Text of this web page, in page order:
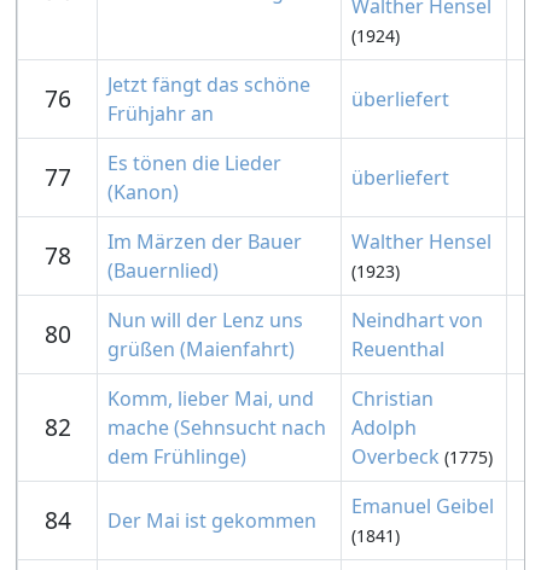
Walther Hensel
(1924)
76
Jetzt fängt das schöne
Frühjahr an
überliefert
77
Es tönen die Lieder
(Kanon)
überliefert
78
Im Märzen der Bauer
(Bauernlied)
Walther Hensel
(1923)
80
Nun will der Lenz uns
grüßen (Maienfahrt)
Neindhart von
Reuenthal
82
Komm, lieber Mai, und
mache (Sehnsucht nach
dem Frühlinge)
Christian
Adolph
Overbeck (1775)
84 Der Mai ist gekommen
Emanuel Geibel
(1841)